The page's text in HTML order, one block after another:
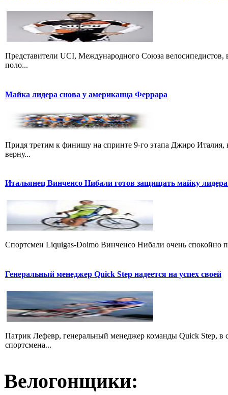
Представители UCI, Международного Союза
поло...
Майка лидера снова у американца Феррара
Придя третим к финишу на спринте 9-го этапа Джиро
верну...
Итальянец Винченсо Нибали готов защищать майку
Cпортсмен Liquigas-Doimo Винченсо Нибали очень спокойно
Генеральный менеджер Quick Step надеется на успех своей
Патрик Лефевр, генеральный менеджер команды Quick Step, в
спортсмена...
Велогонщики: